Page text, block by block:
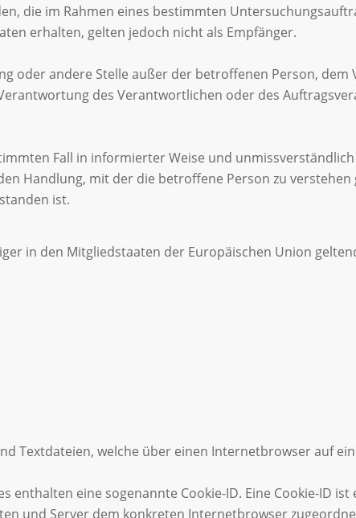
die im Rahmen eines bestimmten
erhalten, gelten jedoch nicht als Empfänger.
oder andere Stelle außer der betroffenen Person, dem
des Verantwortlichen oder des
Fall in informierter Weise und
Handlung, mit der die betroffene Person zu verstehen
ist.
in den Mitgliedstaaten der Europäischen Union
Textdateien, welche über einen Internetbrowser auf
enthalten eine sogenannte Cookie-ID. Eine Cookie-ID
und Server dem konkreten Internetbrowser